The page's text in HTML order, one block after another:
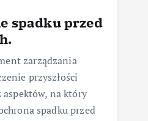
spadku przed
zarządzania
przyszłości
na który
spadku przed